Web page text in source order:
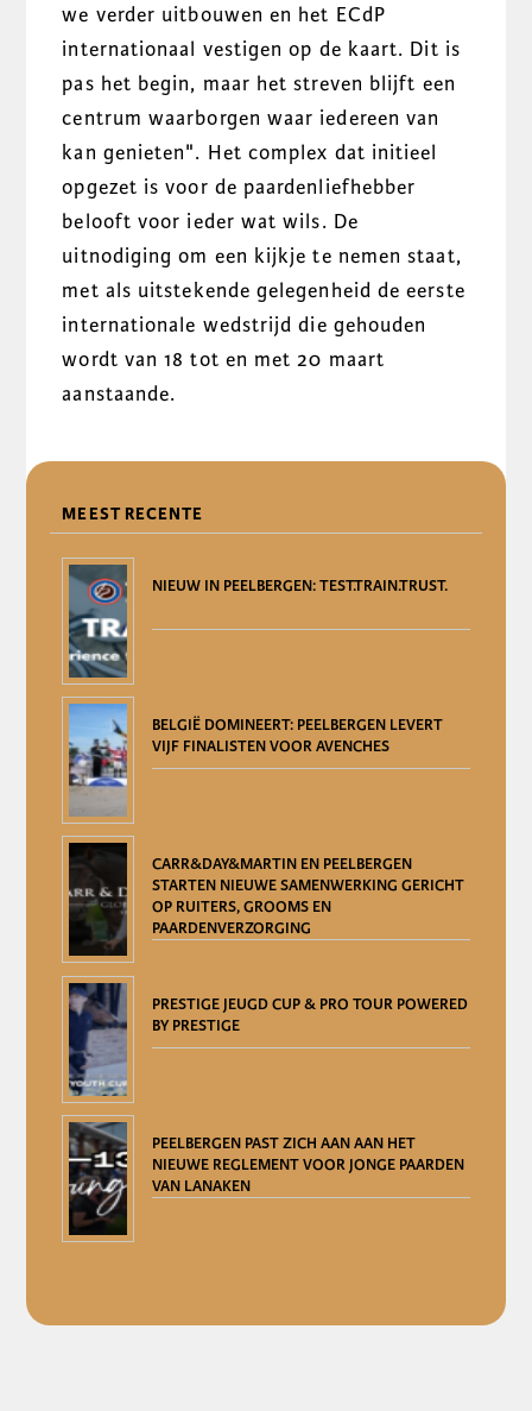
we verder uitbouwen en het ECdP
internationaal vestigen op de kaart. Dit is
pas het begin, maar het streven blijft een
centrum waarborgen waar iedereen van
kan genieten". Het complex dat initieel
opgezet is voor de paardenliefhebber
belooft voor ieder wat wils. De
uitnodiging om een kijkje te nemen staat,
met als uitstekende gelegenheid de eerste
internationale wedstrijd die gehouden
wordt van 18 tot en met 20 maart
aanstaande.
MEEST RECENTE
NIEUW IN PEELBERGEN: TEST.TRAIN.TRUST.
BELGIË DOMINEERT: PEELBERGEN LEVERT
VIJF FINALISTEN VOOR AVENCHES
CARR&DAY&MARTIN EN PEELBERGEN
STARTEN NIEUWE SAMENWERKING GERICHT
OP RUITERS, GROOMS EN
PAARDENVERZORGING
PRESTIGE JEUGD CUP & PRO TOUR POWERED
BY PRESTIGE
PEELBERGEN PAST ZICH AAN AAN HET
NIEUWE REGLEMENT VOOR JONGE PAARDEN
VAN LANAKEN